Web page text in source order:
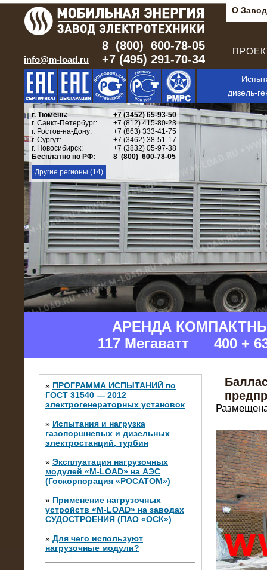
О
info@m-load.ru
8 (800) 600-78-05
+7 (495) 291-70-34
дизель-
г. Тюмень:
+7 (3452) 65-93-50
г. Санкт-Петербург:
+7 (812) 415-80-23
г. Ростов-на-Дону:
+7 (863) 333-41-75
г. Сургут:
+7 (3462) 38-51-17
г. Новосибирск:
+7 (3832) 05-97-38
Бесплатно по РФ:
8 (800) 600-78-05
Другие регионы (14)
АРЕНДА
117 Мегаватт 400 +
» ПРОГРАММА ИСПЫТАНИЙ по
ГОСТ 31540 — 2012
электрогенераторных установок
» Испытания и нагрузка
газопоршневых и дизельных
электростанций, турбин
» Эксплуатация нагрузочных
модулей «M-LOAD» на АЭС
(Госкорпорация «РОСАТОМ»)
» Применение нагрузочных
устройств «M-LOAD» на заводах
СУДОСТРОЕНИЯ (ПАО «ОСК»)
» Для чего используют
нагрузочные модули?